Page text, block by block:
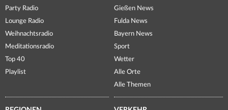
Party Radio
Lounge Radio
Weihnachtsradio
Meditationsradio
Top 40
Playlist
Gießen News
Fulda News
Bayern News
Sport
Wetter
Alle Orte
Alle Themen